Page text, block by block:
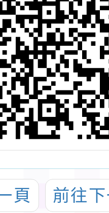
師或
考
頁 前往